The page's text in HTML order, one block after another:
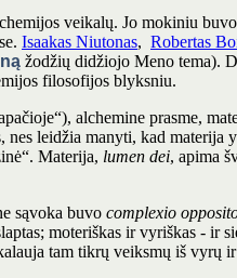
veikalų. Jo mokiniu buvo
Isaakas Niutonas, Robertas
žodžių didžiojo Meno tema).
filosofijos blyksniu.
alchemine prasme,
leidžia manyti, kad materija
Materija, lumen dei, apima
sąvoka buvo complexio
moteriškas ir vyriškas - ir
tam tikrų veiksmų iš vyrų